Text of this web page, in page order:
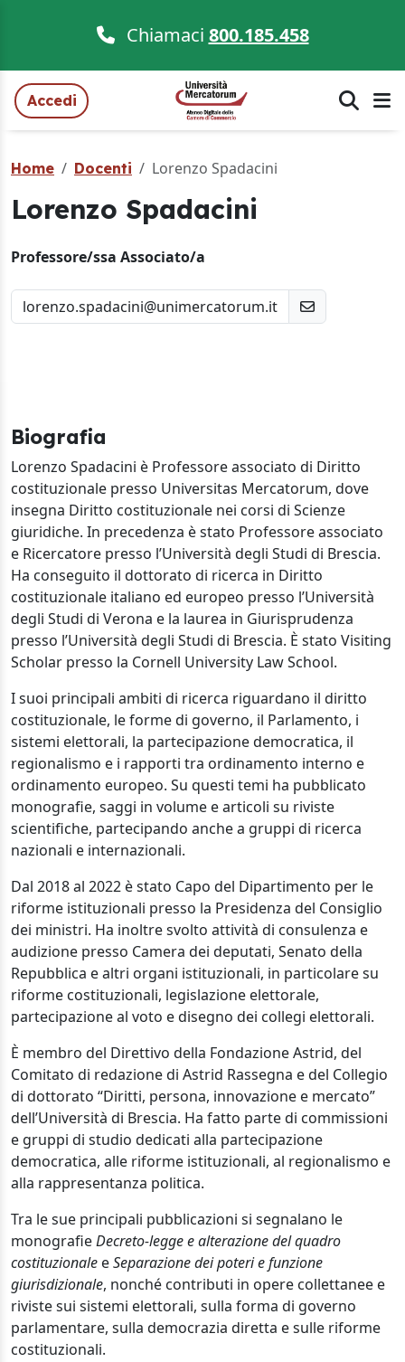
Chiamaci 800.185.458
Accedi
Home Docenti Lorenzo Spadacini
Lorenzo Spadacini
Professore/ssa Associato/a
lorenzo.spadacini@unimercatorum.it
Biografia
Lorenzo Spadacini è Professore associato di Diritto
costituzionale presso Universitas Mercatorum, dove
insegna Diritto costituzionale nei corsi di Scienze
giuridiche. In precedenza è stato Professore associato
e Ricercatore presso l’Università degli Studi di Brescia.
Ha conseguito il dottorato di ricerca in Diritto
costituzionale italiano ed europeo presso l’Università
degli Studi di Verona e la laurea in Giurisprudenza
presso l’Università degli Studi di Brescia. È stato Visiting
Scholar presso la Cornell University Law School.
I suoi principali ambiti di ricerca riguardano il diritto
costituzionale, le forme di governo, il Parlamento, i
sistemi elettorali, la partecipazione democratica, il
regionalismo e i rapporti tra ordinamento interno e
ordinamento europeo. Su questi temi ha pubblicato
monografie, saggi in volume e articoli su riviste
scientifiche, partecipando anche a gruppi di ricerca
nazionali e internazionali.
Dal 2018 al 2022 è stato Capo del Dipartimento per le
riforme istituzionali presso la Presidenza del Consiglio
dei ministri. Ha inoltre svolto attività di consulenza e
audizione presso Camera dei deputati, Senato della
Repubblica e altri organi istituzionali, in particolare su
riforme costituzionali, legislazione elettorale,
partecipazione al voto e disegno dei collegi elettorali.
È membro del Direttivo della Fondazione Astrid, del
Comitato di redazione di Astrid Rassegna e del Collegio
di dottorato “Diritti, persona, innovazione e mercato”
dell’Università di Brescia. Ha fatto parte di commissioni
e gruppi di studio dedicati alla partecipazione
democratica, alle riforme istituzionali, al regionalismo e
alla rappresentanza politica.
Tra le sue principali pubblicazioni si segnalano le
monografieDecreto-legge e alterazione del quadro
costituzionale eSeparazione dei poteri e funzione
giurisdizionale, nonché contributi in opere collettanee e
riviste sui sistemi elettorali, sulla forma di governo
parlamentare, sulla democrazia diretta e sulle riforme
costituzionali.